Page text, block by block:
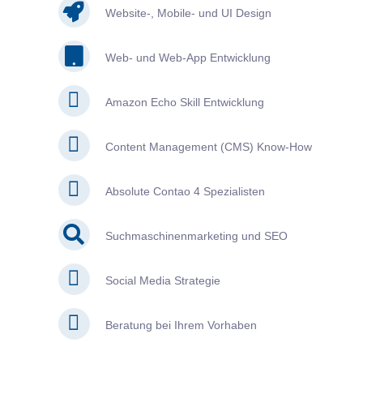
Website-, Mobile- und UI Design
Web- und Web-App Entwicklung
Amazon Echo Skill Entwicklung
Content Management (CMS) Know-How
Absolute Contao 4 Spezialisten
Suchmaschinenmarketing und SEO
Social Media Strategie
Beratung bei Ihrem Vorhaben